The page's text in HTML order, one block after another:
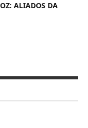
ALIADOS DA